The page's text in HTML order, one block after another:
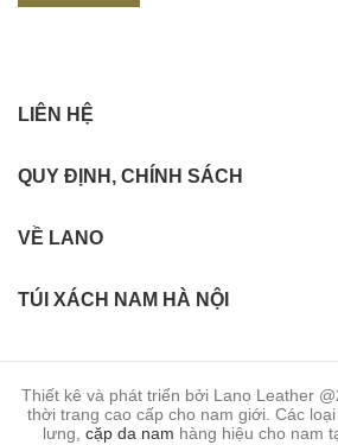
LIÊN HỆ
QUY ĐỊNH, CHÍNH SÁCH
VỀ LANO
TÚI XÁCH NAM HÀ NỘI
Thiết kê và phát triển bởi Lano Leather
thời trang cao cấp cho nam giới. Các loại
lưng, cặp da nam hàng hiệu cho nam